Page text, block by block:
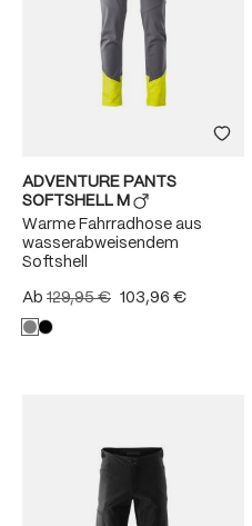
ADVENTURE PANTS
SOFTSHELL M
Warme Fahrradhose aus
wasserabweisendem
Softshell
Ab 129,95 € 103,96 €